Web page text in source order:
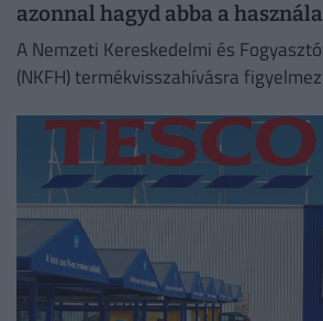
azonnal hagyd abba a
A Nemzeti Kereskedelmi és
(NKFH) termékvisszahívásra